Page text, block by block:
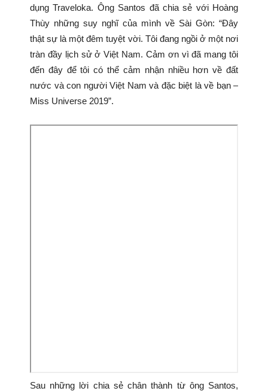
dụng Traveloka. Ông Santos đã chia sẻ với Hoàng
Thùy những suy nghĩ của mình về Sài Gòn: “Đây
thật sự là một đêm tuyệt vời. Tôi đang ngồi ở một nơi
tràn đầy lịch sử ở Việt Nam. Cảm ơn vì đã mang tôi
đến đây để tôi có thể cảm nhận nhiều hơn về đất
nước và con người Việt Nam và đặc biệt là về bạn –
Miss Universe 2019”.
Sau những lời chia sẻ chân thành từ ông Santos,